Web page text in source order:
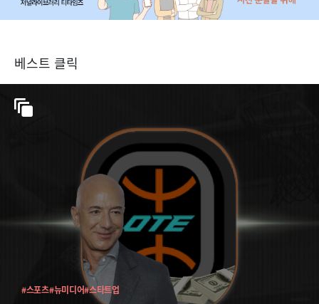
베스트 클릭
#스포츠#뉴미디어#스타트업